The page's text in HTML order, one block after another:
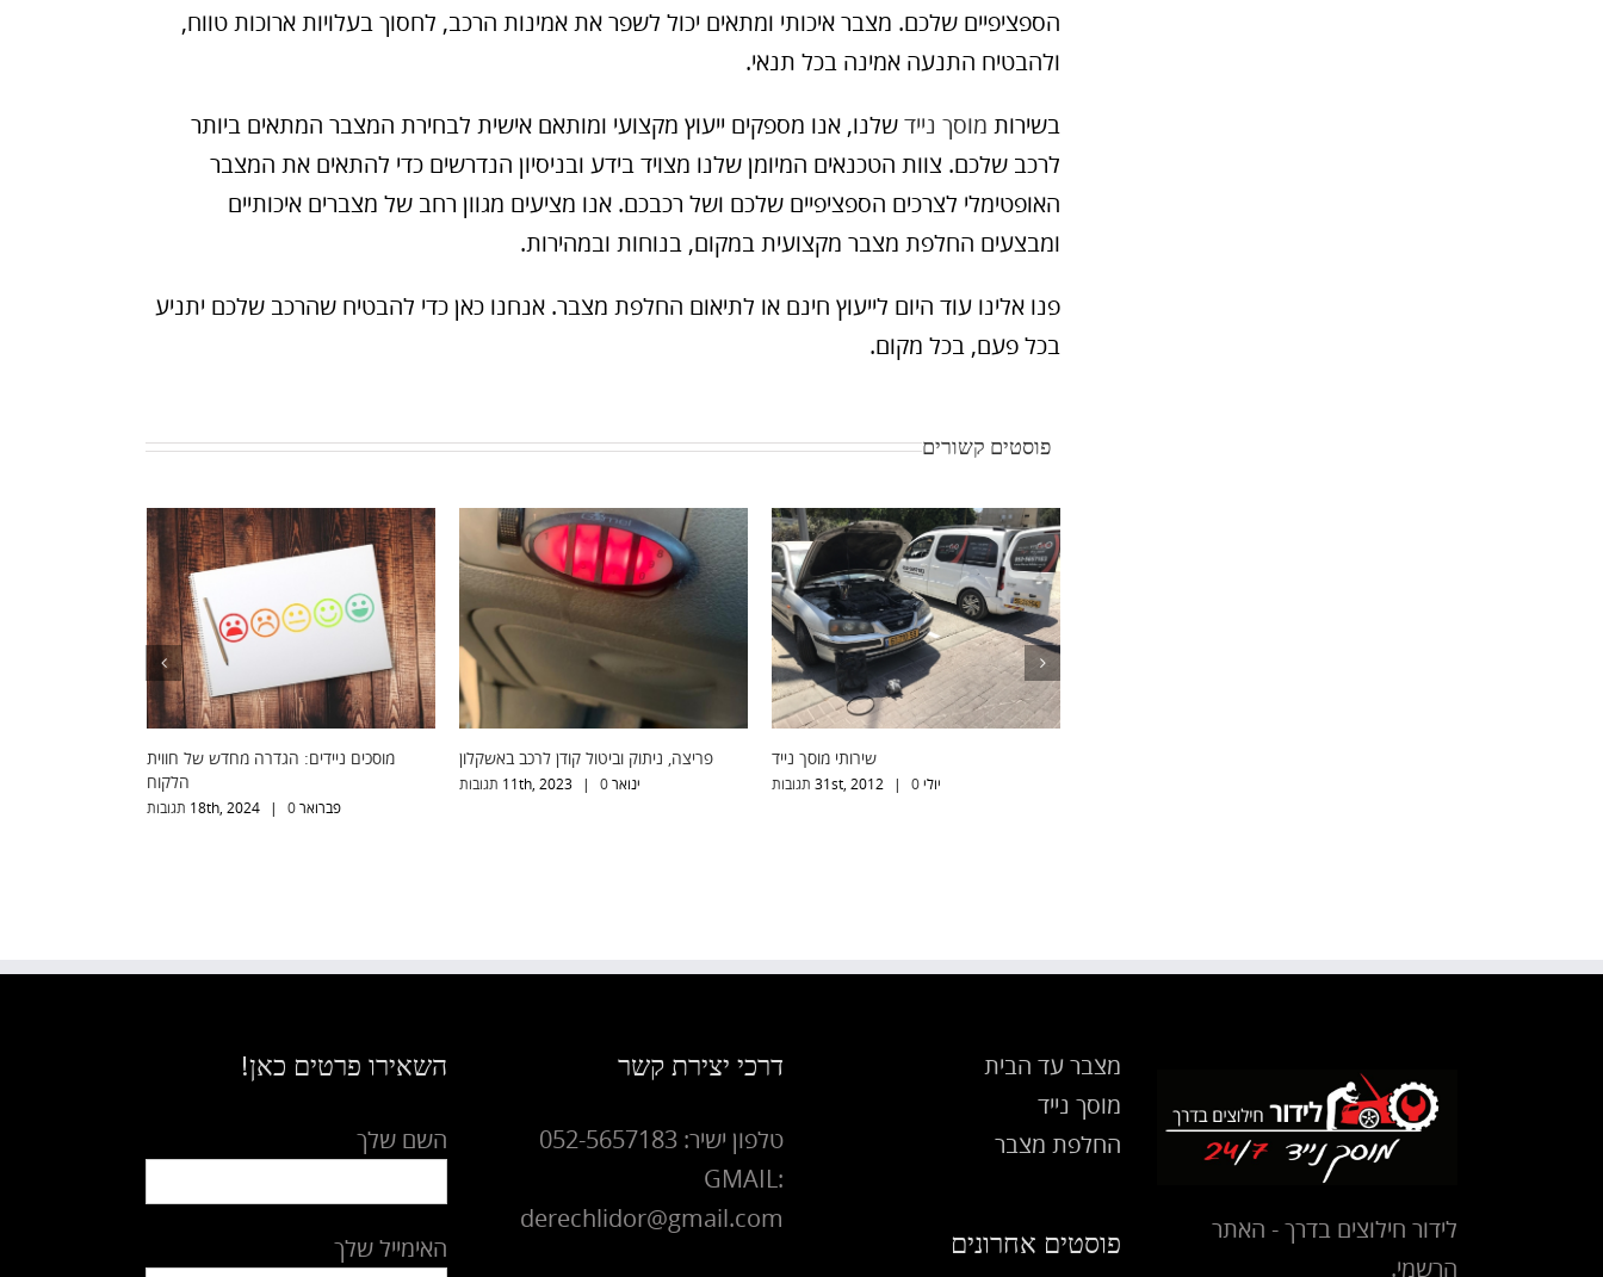
הספציפיים שלכם. מצבר איכותי ומתאים יכול לשפר את אמינות הרכב, לחסוך בעלויות ארוכות טווח,
ולהבטיח התנעה אמינה בכל תנאי.
בשירות מוסך ניידשלנו, אנו מספקים ייעוץ מקצועי ומותאם אישית לבחירת המצבר המתאים ביותר
לרכב שלכם. צוות הטכנאים המיומן שלנו מצויד בידע ובניסיון הנדרשים כדי להתאים את המצבר
האופטימלי לצרכים הספציפיים שלכם ושל רכבכם. אנו מציעים מגוון רחב של מצברים איכותיים
ומבצעים החלפת מצבר מקצועית במקום, בנוחות ובמהירות.
פנו אלינו עוד היום לייעוץ חינם או לתיאום החלפת מצבר. אנחנו כאן כדי להבטיח שהרכב שלכם יתניע
בכל פעם, בכל מקום.
פוסטים קשורים
פריצה, ניתוק וביטול קודן לרכב באשקלון שירותי מוסך נייד
יולי 31st, 2012 | 0 תגובות
חילוץ רכב תקוע
| 0 תגובות
הרשמי.
מוסך נייד
החלפת מצבר
GMAIL:
derechlidor@gmail.com